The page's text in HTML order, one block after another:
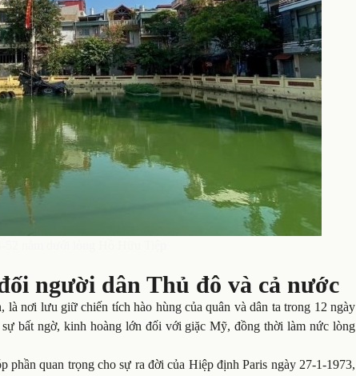
người dân Thủ đô và cả nước
nơi lưu giữ chiến tích hào hùng của quân và dân ta trong 12 ngày
bất ngờ, kinh hoàng lớn đối với giặc Mỹ, đồng thời làm nức lòng
quan trọng cho sự ra đời của Hiệp định Paris ngày 27-1-1973,